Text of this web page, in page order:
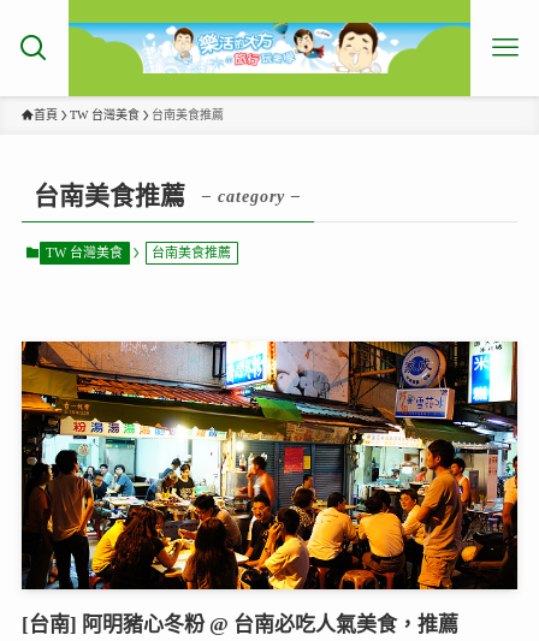
首頁 TW 台灣美食 台南美食推薦
台南美食推薦 – category –
TW 台灣美食 台南美食推薦
[台南] 阿明豬心冬粉 @ 台南必吃人氣美食，推薦